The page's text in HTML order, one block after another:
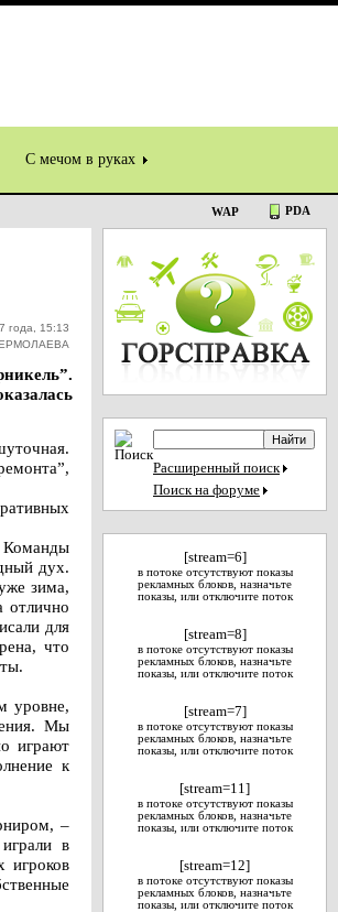
С мечом в руках
WAP PDA
года, 15:13
ЕРМОЛАЕВА
Команды
дух.
зима,
отлично
для
что
уровне,
Мы
играют
к
–
в
игроков
Расширенный поиск
Поиск на форуме
[stream=6]
в потоке отсутствуют показы
рекламных блоков, назначьте
показы, или отключите поток
[stream=8]
в потоке отсутствуют показы
рекламных блоков, назначьте
показы, или отключите поток
[stream=7]
в потоке отсутствуют показы
рекламных блоков, назначьте
показы, или отключите поток
[stream=11]
в потоке отсутствуют показы
рекламных блоков, назначьте
показы, или отключите поток
[stream=12]
в потоке отсутствуют показы
рекламных блоков, назначьте
показы, или отключите поток